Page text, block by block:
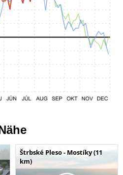
Štrbské Pleso - Mostíky (11
km)